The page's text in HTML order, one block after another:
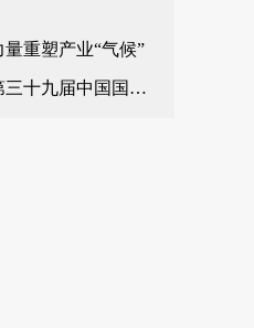
重塑产业“气候”
王家生理事长等协会领导到第三十九届中国国际五金博览会现场巡馆